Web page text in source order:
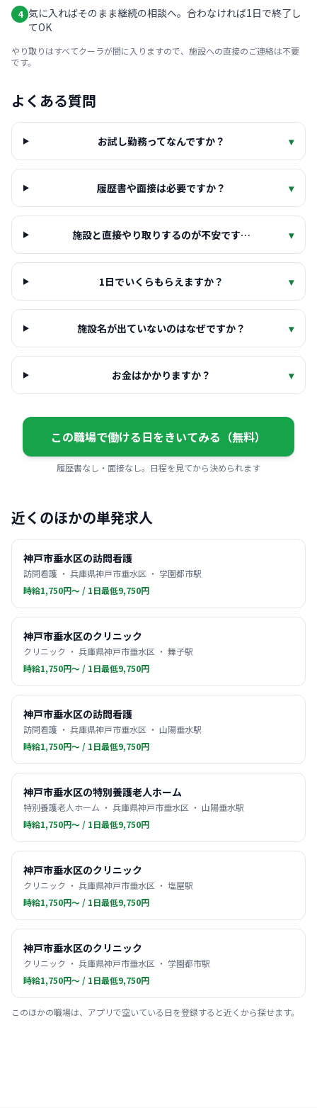
4 気に入ればそのまま継続の相談へ。合わなければ1日で終了し
てOK
やり取りはすべてクーラが間に入りますので、施設への直接のご連絡は不要
です。
よくある質問
お試し勤務ってなんですか？ ▾
履歴書や面接は必要ですか？ ▾
施設と直接やり取りするのが不安です… ▾
1日でいくらもらえますか？ ▾
施設名が出ていないのはなぜですか？ ▾
お金はかかりますか？ ▾
この職場で働ける日をきいてみる（無料）
履歴書なし・面接なし。日程を見てから決められます
近くのほかの単発求人
神戸市垂水区の訪問看護
訪問看護 ・ 兵庫県神戸市垂水区 ・ 学園都市駅
時給1,750円〜 / 1日最低9,750円
神戸市垂水区のクリニック
クリニック ・ 兵庫県神戸市垂水区 ・ 舞子駅
時給1,750円〜 / 1日最低9,750円
神戸市垂水区の訪問看護
訪問看護 ・ 兵庫県神戸市垂水区 ・ 山陽垂水駅
時給1,750円〜 / 1日最低9,750円
神戸市垂水区の特別養護老人ホーム
特別養護老人ホーム ・ 兵庫県神戸市垂水区 ・ 山陽垂水駅
時給1,750円〜 / 1日最低9,750円
神戸市垂水区のクリニック
クリニック ・ 兵庫県神戸市垂水区 ・ 塩屋駅
時給1,750円〜 / 1日最低9,750円
神戸市垂水区のクリニック
クリニック ・ 兵庫県神戸市垂水区 ・ 学園都市駅
時給1,750円〜 / 1日最低9,750円
このほかの職場は、アプリで空いている日を登録すると近くから探せます。